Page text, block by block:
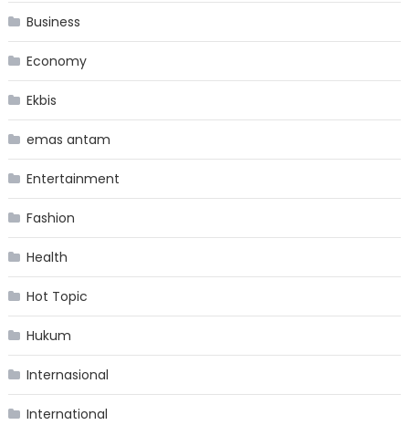
Business
Economy
Ekbis
emas antam
Entertainment
Fashion
Health
Hot Topic
Hukum
Internasional
International